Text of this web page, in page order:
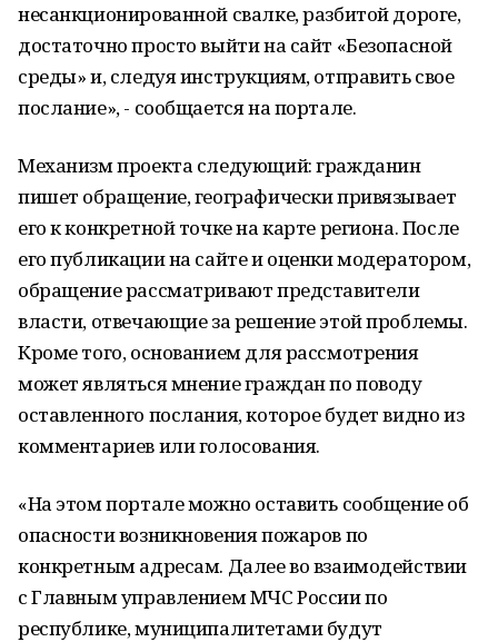
несанкционированной свалке, разбитой дороге,
достаточно просто выйти на сайт «Безопасной
среды» и, следуя инструкциям, отправить свое
послание», - сообщается на портале.
Механизм проекта следующий: гражданин
пишет обращение, географически привязывает
его к конкретной точке на карте региона. После
его публикации на сайте и оценки модератором,
обращение рассматривают представители
власти, отвечающие за решение этой проблемы.
Кроме того, основанием для рассмотрения
может являться мнение граждан по поводу
оставленного послания, которое будет видно из
комментариев или голосования.
«На этом портале можно оставить сообщение об
опасности возникновения пожаров по
конкретным адресам. Далее во взаимодействии
с Главным управлением МЧС России по
республике, муниципалитетами будут